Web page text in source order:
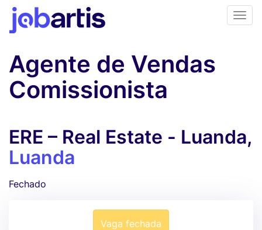
Agente de Vendas
Comissionista
ERE – Real Estate - Luanda,
Luanda
Fechado
Vaga fechada